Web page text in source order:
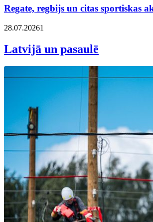
Regate, regbijs un citas sportiskas
28.07.20261
Latvijā un pasaulē